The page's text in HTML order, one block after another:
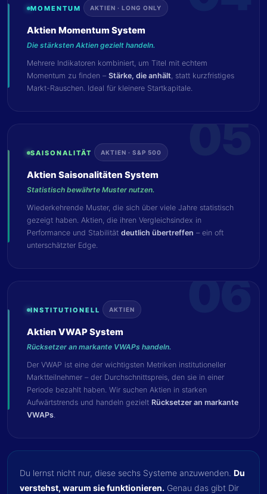
MOMENTUM AKTIEN · LONG ONLY
Aktien Momentum System
Die stärksten Aktien gezielt handeln.
Mehrere Indikatoren kombiniert, um Titel mit echtem
Momentum zu finden – Stärke, die anhält, statt kurzfristiges
Markt-Rauschen. Ideal für kleinere Startkapitale.
SAISONALITÄT AKTIEN · S&P 500
Aktien Saisonalitäten System
Statistisch bewährte Muster nutzen.
Wiederkehrende Muster, die sich über viele Jahre statistisch
gezeigt haben. Aktien, die ihren Vergleichsindex in
Performance und Stabilität deutlich übertreffen – ein oft
unterschätzter Edge.
INSTITUTIONELL AKTIEN
Aktien VWAP System
Rücksetzer an markante VWAPs handeln.
Der VWAP ist eine der wichtigsten Metriken institutioneller
Marktteilnehmer – der Durchschnittspreis, den sie in einer
Periode bezahlt haben. Wir suchen Aktien in starken
Aufwärtstrends und handeln gezielt Rücksetzer an markante
VWAPs.
Du lernst nicht nur, diese sechs Systeme anzuwenden. Du
verstehst, warum sie funktionieren. Genau das gibt Dir